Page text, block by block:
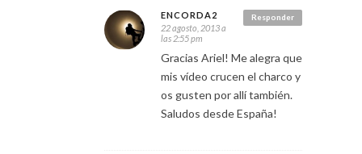
Responder
ENCORDA2
22 agosto, 2013 a
las 2:55 pm
Gracias Ariel! Me alegra que
mis vídeo crucen el charco y
os gusten por allí también.
Saludos desde España!